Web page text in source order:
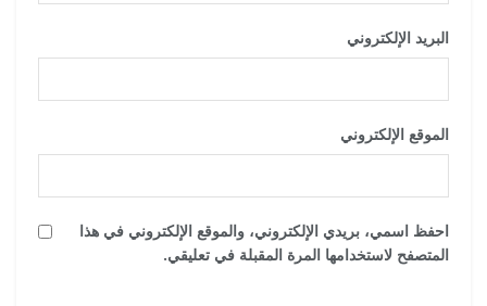
البريد الإلكتروني
الموقع الإلكتروني
احفظ اسمي، بريدي الإلكتروني، والموقع الإلكتروني في هذا
المتصفح لاستخدامها المرة المقبلة في تعليقي.